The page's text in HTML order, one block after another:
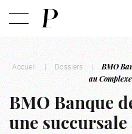
Accueil | Dossiers |
BMO
au
BMO Banque
une succursale